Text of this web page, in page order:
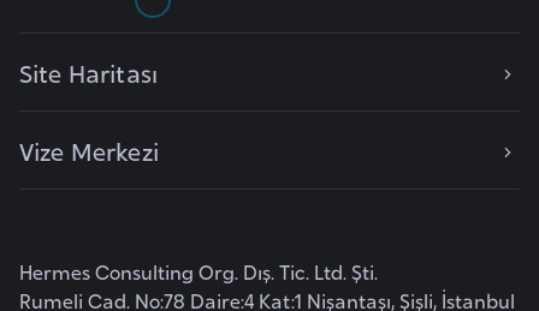
Site Haritası
Vize Merkezi
Hermes Consulting Org. Dış. Tic. Ltd. Şti.
Rumeli Cad. No:78 Daire:4 Kat:1 Nişantaşı, Şişli, İstanbul
l
n
İ